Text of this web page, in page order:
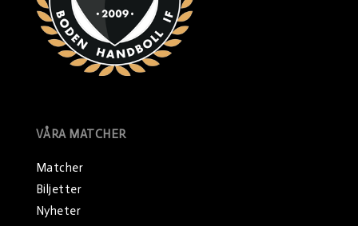
VÅRA MATCHER
Matcher
Biljetter
Nyheter